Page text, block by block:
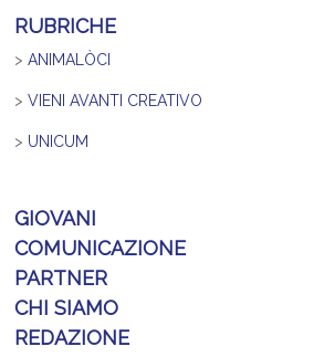
RUBRICHE
>ANIMALÒCI
>VIENI AVANTI CREATIVO
> UNICUM
GIOVANI
COMUNICAZIONE
PARTNER
CHI SIAMO
REDAZIONE